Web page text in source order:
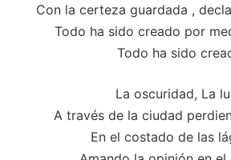
Con la certeza guardada ,
Todo ha sido creado por
Todo ha sido
La oscuridad, La
A través de la ciudad
En el costado de las